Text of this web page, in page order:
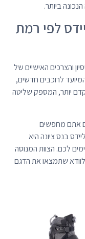
ביותר.
לפי רמת
והצרכים האישיים של
לרוכבים חדשים,
יותר, המספק שליטה
אתם מחפשים
בנס ציונה היא
לכם. הצוות המנוסה
שתמצאו את הדגם